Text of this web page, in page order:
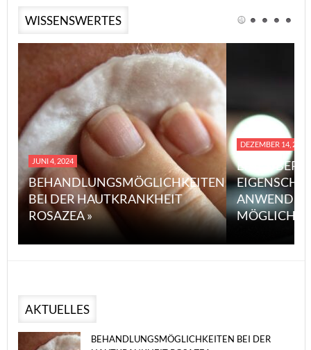
WISSENSWERTES
JUNI 4, 2024
BEHANDLUNGSMÖGLICHKEITEN
BEI DER HAUTKRANKHEIT
ROSAZEA »
DEZEMBER 14, 2023
EINE
MÖGLICHE
AKTUELLES
BEHANDLUNGSMÖGLICHKEITEN BEI DER